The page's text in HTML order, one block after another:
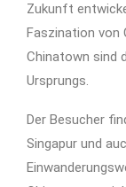
Zukunft
Faszination von
Chinatown sind
Ursprungs.
Der Besucher
Singapur und